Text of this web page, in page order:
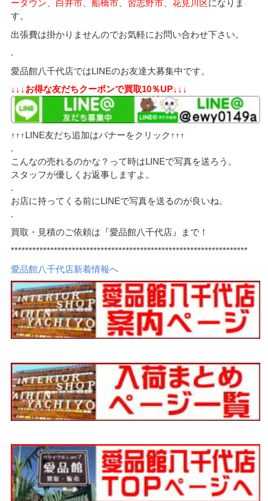
ータウン、白井市、船橋市、習志野市、花見川区になりま
す。
出張費は掛かりませんのでお気軽にお問い合わせ下さい。
.
愛品館八千代店ではLINEのお友達大募集中です。
↓↓↓お得な友だちクーポンで買取10％UP↓↓↓
↑↑↑LINE友だち追加はバナーをクリック↑↑↑
.
こんなの売れるのかな？って時はLINEで写真を送ろう。
スタッフが優しくお返事しますよ。
.
お店に持ってくる前にLINEで写真を送るのが良いね。
.
買取・見積のご依頼は『愛品館八千代店』まで！
******************************************************************
愛品館八千代店新着情報へ